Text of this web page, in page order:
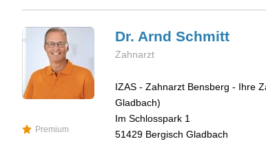
Premium
Dr. Arnd Schmitt
Zahnarzt
IZAS - Zahnarzt Bensberg - Ihre
Gladbach)
Im Schlosspark 1
51429 Bergisch Gladbach